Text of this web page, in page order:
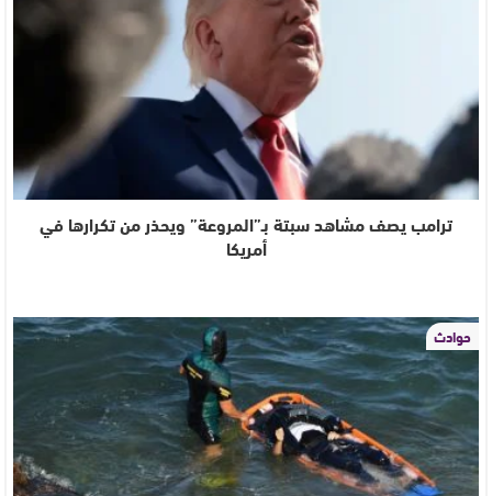
ترامب يصف مشاهد سبتة بـ”المروعة” ويحذر من تكرارها في
أمريكا
حوادث